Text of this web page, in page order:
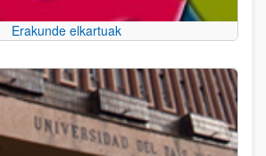
Erakunde elkartuak